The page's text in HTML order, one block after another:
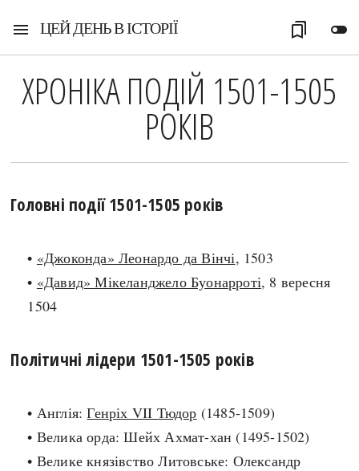
menu ЦЕЙ ДЕНЬ В ІСТОРІЇ toggle_off
bookmarks
ХРОНІКА ПОДІЙ 1501-1505
РОКІВ
Головні події 1501-1505 років
• «Джоконда» Леонардо да Вінчі, 1503
• «Давид» Мікеланджело Буонарроті, 8 вересня
1504
Політичні лідери 1501-1505 років
• Англія:Генріх VII Тюдор (1485-1509)
• Велика орда: Шейх Ахмат-хан (1495-1502)
• Велике князівство Литовське: Олександр